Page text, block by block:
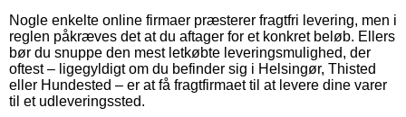
Nogle enkelte online firmaer præsterer fragtfri levering, men i
reglen påkræves det at du aftager for et konkret beløb. Ellers
bør du snuppe den mest letkøbte leveringsmulighed, der
oftest – ligegyldigt om du befinder sig i Helsingør, Thisted
eller Hundested – er at få fragtfirmaet til at levere dine varer
til et udleveringssted.